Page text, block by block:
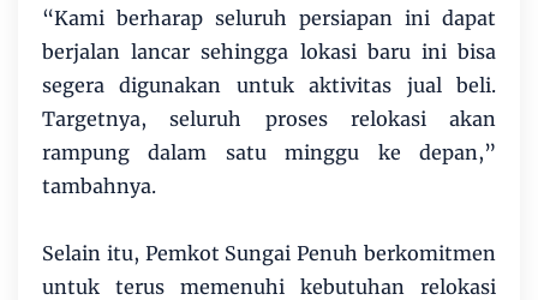
“Kami berharap seluruh persiapan ini dapat
berjalan lancar sehingga lokasi baru ini bisa
segera digunakan untuk aktivitas jual beli.
Targetnya, seluruh proses relokasi akan
rampung dalam satu minggu ke depan,”
tambahnya.
Selain itu, Pemkot Sungai Penuh berkomitmen
untuk terus memenuhi kebutuhan relokasi